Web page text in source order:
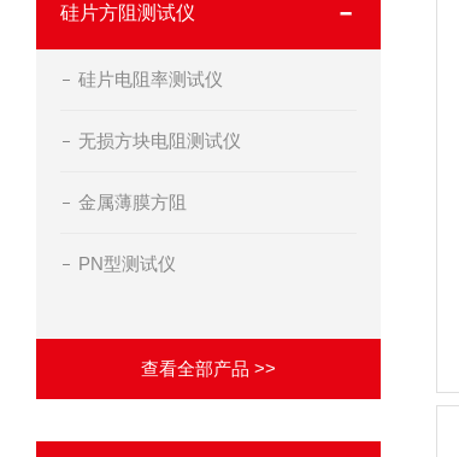
硅片方阻测试仪
硅片电阻率测试仪
无损方块电阻测试仪
金属薄膜方阻
PN型测试仪
查看全部产品 >>